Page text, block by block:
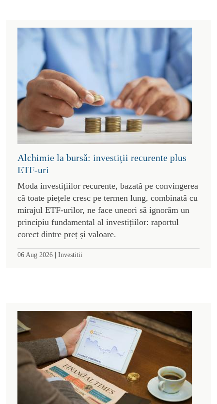
Alchimie la bursă: investiții recurente plus
ETF-uri
Moda investițiilor recurente, bazată pe convingerea
că toate piețele cresc pe termen lung, combinată cu
mirajul ETF-urilor, ne face uneori să ignorăm un
principiu fundamental al investițiilor: raportul
corect dintre preț și valoare.
06 Aug 2026 | Investitii